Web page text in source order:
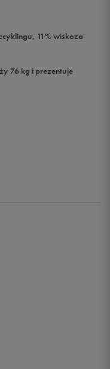
11% wiskoza
76 kg i prezentuje